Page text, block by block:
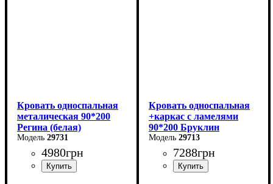
Кровать односпальная
металическая 90*200
Регина (белая)
29731
4980грн
Кровать односпальная
+каркас с ламелями
90*200 Бруклин
29713
7288грн